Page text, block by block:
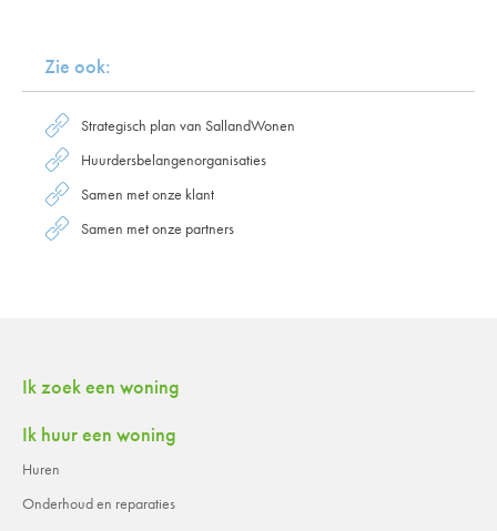
Zie ook:
Strategisch plan van SallandWonen
Huurdersbelangenorganisaties
Samen met onze klant
Samen met onze partners
Contactinformatie
Ik zoek een woning
Ik huur een woning
Huren
Onderhoud en reparaties